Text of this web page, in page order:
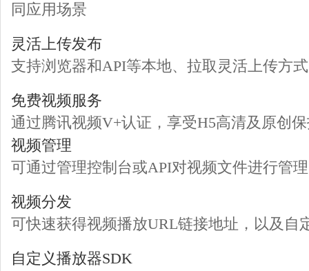
同应用场景
灵活上传发布
支持浏览器和API等本地、拉取灵活上传方
免费视频服务
通过腾讯视频V+认证，享受H5高清及原创
视频管理
可通过管理控制台或API对视频文件进行管
视频分发
可快速获得视频播放URL链接地址，以及自
自定义播放器SDK